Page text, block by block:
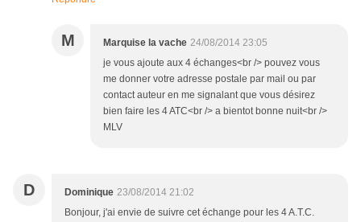
M Marquise la vache 24/08/2014 23:05
je vous ajoute aux 4 échanges<br /> pouvez vous
me donner votre adresse postale par mail ou par
contact auteur en me signalant que vous désirez
bien faire les 4 ATC<br /> a bientot bonne nuit<br />
MLV
D Dominique 23/08/2014 21:02
Bonjour, j'ai envie de suivre cet échange pour les 4 A.T.C.